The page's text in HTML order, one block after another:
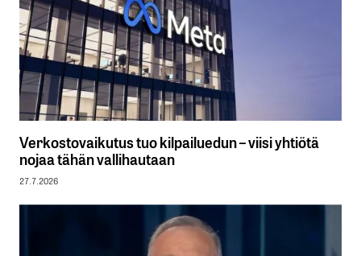
Verkostovaikutus tuo kilpailuedun – viisi yhtiötä
nojaa tähän vallihautaan
27.7.2026